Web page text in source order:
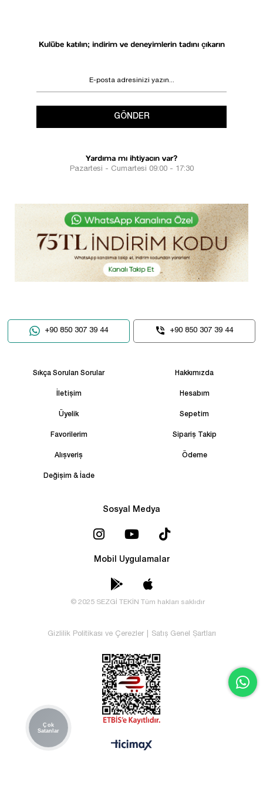
Kulübe katılın; indirim ve deneyimlerin tadını çıkarın
GÖNDER
Yardıma mı ihtiyacın var?
Pazartesi - Cumartesi 09:00 - 17:30
+90 850 307 39 44 +90 850 307 39 44
Sıkça Sorulan Sorular Hakkımızda
İletişim Hesabım
Üyelik Sepetim
Favorilerim Sipariş Takip
Alışveriş Ödeme
Değişim & İade
Sosyal Medya
Mobil Uygulamalar
© 2025 SEZGİ TEKİN Tüm hakları saklıdır
Gizlilik Politikası ve Çerezler Satış Genel Şartları
Çok
Satanlar